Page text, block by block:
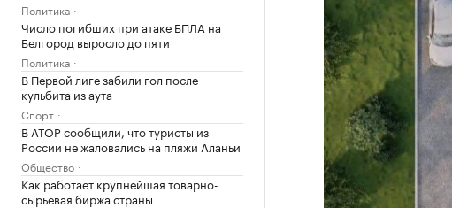
Политика
Число погибших при атаке БПЛА на
Белгород выросло до пяти
Политика
В Первой лиге забили гол после
кульбита из аута
Спорт
В АТОР сообщили, что туристы из
России не жаловались на пляжи Аланьи
Общество
Как работает крупнейшая товарно-
сырьевая биржа страны